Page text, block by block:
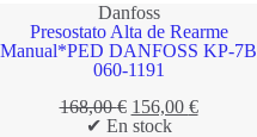
Danfoss
Presostato Alta de Rearme
Manual*PED DANFOSS KP-7B
060-1191
168,00€ El
precio
156,00 €El
✔ En stock